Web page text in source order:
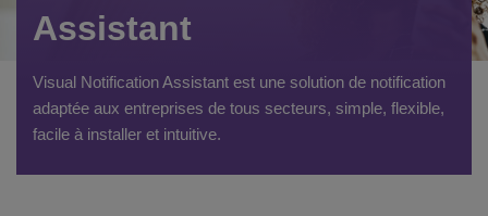
Assistant
Visual Notification Assistant est une solution de notification
adaptée aux entreprises de tous secteurs, simple, flexible,
facile à installer et intuitive.